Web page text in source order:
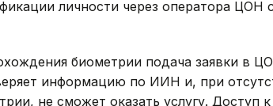
личности через оператора ЦОН
биометрии подача заявки в
информацию по ИИН и, при
не сможет оказать услугу. Доступ